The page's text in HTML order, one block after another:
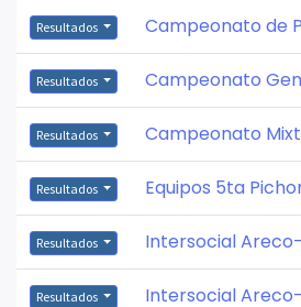
Resultados Campeonato de
Resultados Campeonato
Resultados Campeonato
Resultados Equipos 5ta
Resultados Intersocial
Resultados Intersocial